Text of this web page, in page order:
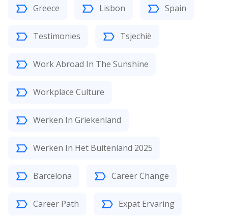
Greece Lisbon Spain
Testimonies Tsjechië
Work Abroad In The Sunshine
Workplace Culture
Werken In Griekenland
Werken In Het Buitenland 2025
Barcelona Career Change
Career Path Expat Ervaring